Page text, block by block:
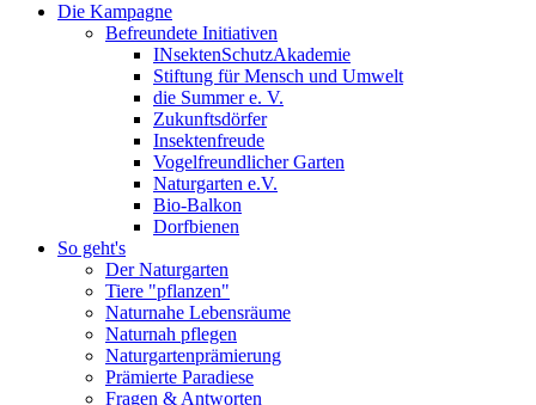
Die Kampagne
Befreundete Initiativen
INsektenSchutzAkademie
Stiftung für Mensch und Umwelt
die Summer e. V.
Zukunftsdörfer
Insektenfreude
Vogelfreundlicher Garten
Naturgarten e.V.
Bio-Balkon
Dorfbienen
So geht's
Der Naturgarten
Tiere "pflanzen"
Naturnahe Lebensräume
Naturnah pflegen
Naturgartenprämierung
Prämierte Paradiese
Fragen & Antworten